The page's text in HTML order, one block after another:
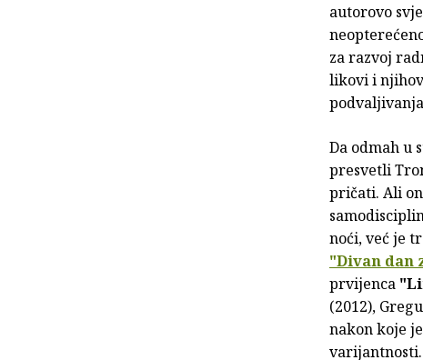
autorovo
za razvoj
likovi i
Da odmah u
presvetli
pričati. Ali
noći, već je
"Divan dan
prvijenca
(2012),
nakon koje